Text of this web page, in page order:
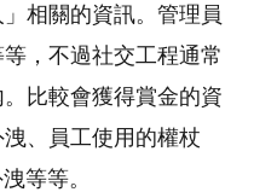
相關的資訊。管理員
，不過社交工程通常
比較會獲得賞金的資
、員工使用的權杖
等等。